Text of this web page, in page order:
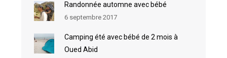
Randonnée automne avec bébé
6 septembre 2017
Camping été avec bébé de 2 mois à
Oued Abid